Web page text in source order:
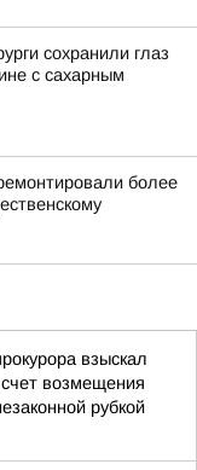
сохранили глаз
с сахарным
более
взыскал
возмещения
рубкой